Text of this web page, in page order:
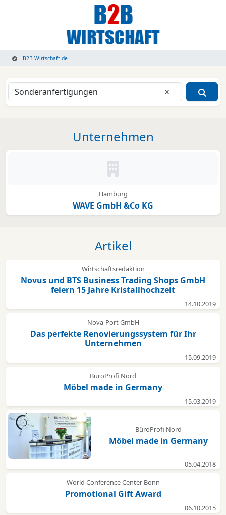
B2B-Wirtschaft.de
Eingabe
Unternehmen
Kein Bild oder Logo hinterlegt
Hamburg
WAVE GmbH &Co KG
Artikel
Wirtschaftsredaktion
Novus und BTS Business Trading Shops GmbH
feiern 15 Jahre Kristallhochzeit
14.10.2019
Nova-Port GmbH
Das perfekte Renovierungssystem für Ihr
Unternehmen
15.09.2019
BüroProfi Nord
Möbel made in Germany
15.03.2019
BüroProfi Nord
Möbel made in Germany
05.04.2018
World Conference Center Bonn
Promotional Gift Award
06.10.2015